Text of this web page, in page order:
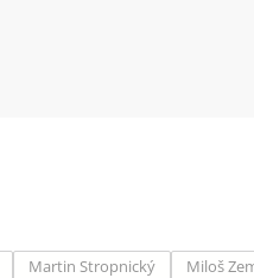
Martin Stropnický Miloš